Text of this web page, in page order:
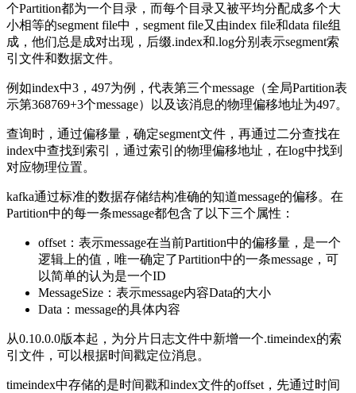
个Partition都为一个目录，而每个目录又被平均分配成多个大
小相等的segment file中，segment file又由index file和data file组
成，他们总是成对出现，后缀.index和.log分别表示segment索
引文件和数据文件。
例如index中3，497为例，代表第三个message（全局Partition表
示第368769+3个message）以及该消息的物理偏移地址为497。
查询时，通过偏移量，确定segment文件，再通过二分查找在
index中查找到索引，通过索引的物理偏移地址，在log中找到
对应物理位置。
kafka通过标准的数据存储结构准确的知道message的偏移。在
Partition中的每一条message都包含了以下三个属性：
offset：表示message在当前Partition中的偏移量，是一个
逻辑上的值，唯一确定了Partition中的一条message，可
以简单的认为是一个ID
MessageSize：表示message内容Data的大小
Data：message的具体内容
从0.10.0.0版本起，为分片日志文件中新增一个.timeindex的索
引文件，可以根据时间戳定位消息。
timeindex中存储的是时间戳和index文件的offset，先通过时间